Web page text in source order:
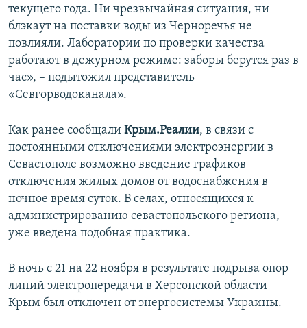
текущего года. Ни чрезвычайная ситуация, ни
блэкаут на поставки воды из Черноречья не
повлияли. Лаборатории по проверки качества
работают в дежурном режиме: заборы берутся раз в
час», – подытожил представитель
«Севгорводоканала».
Как ранее сообщали Крым.Реалии, в связи с
постоянными отключениями электроэнергии в
Севастополе возможно введение графиков
отключения жилых домов от водоснабжения в
ночное время суток. В селах, относящихся к
администрированию севастопольского региона,
уже введена подобная практика.
В ночь с 21 на 22 ноября в результате подрыва опор
линий электропередачи в Херсонской области
Крым был отключен от энергосистемы Украины.